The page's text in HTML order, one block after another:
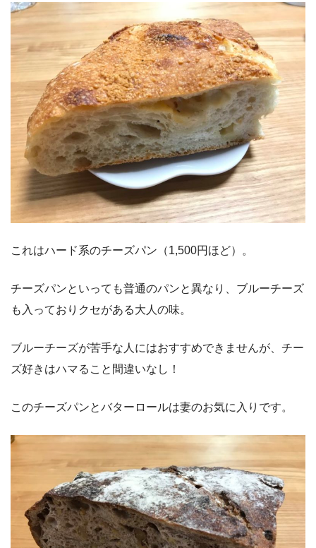
これはハード系のチーズパン（1,500円ほど）。
チーズパンといっても普通のパンと異なり、ブルーチーズ
も入っておりクセがある大人の味。
ブルーチーズが苦手な人にはおすすめできませんが、チー
ズ好きはハマること間違いなし！
このチーズパンとバターロールは妻のお気に入りです。